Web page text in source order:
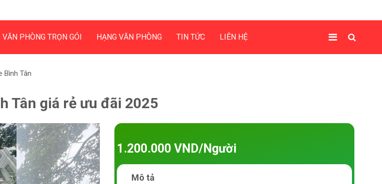
VĂN PHÒNG TRỌN GÓI HẠNG VĂN PHÒNG TIN TỨC LIÊN HỆ
Bình Tân
Tân giá rẻ ưu đãi 2025
1.200.000 VND/Người
Mô tả